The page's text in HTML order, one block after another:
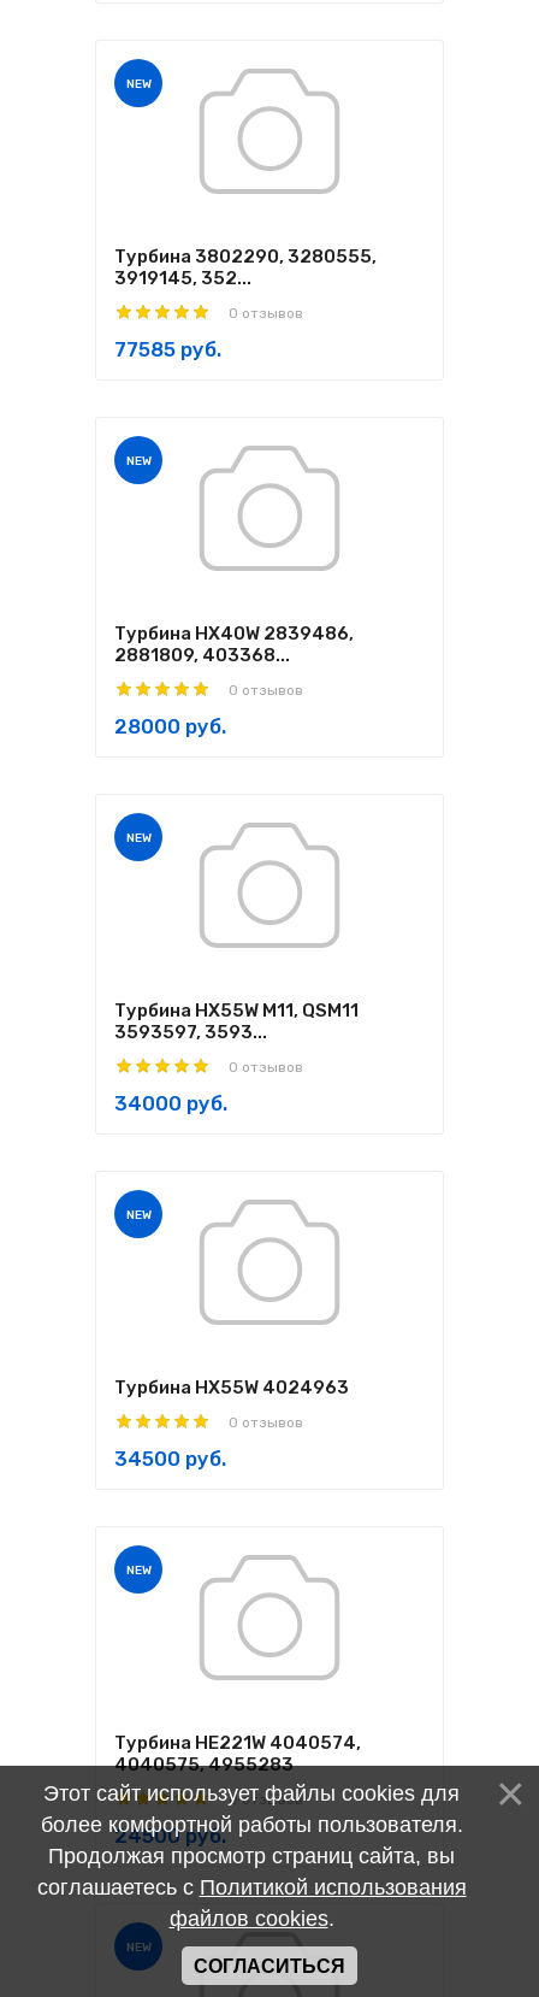
NEW
Турбина 3802290, 3280555,
3919145, 352...
0 отзывов
77585 руб.
NEW
Турбина HX40W 2839486,
2881809, 403368...
0 отзывов
28000 руб.
NEW
Турбина HX55W M11, QSM11
3593597, 3593...
0 отзывов
34000 руб.
NEW
Турбина HX55W 4024963
0 отзывов
34500 руб.
NEW
Турбина HE221W 4040574,
4040575, 4955283
0 отзывов
24500 руб.
NEW
Этот сайт использует файлы cookies для
более комфортной работы пользователя.
Продолжая просмотр страниц сайта, вы
соглашаетесь с Политикой использования
файлов cookies.
СОГЛАСИТЬСЯ